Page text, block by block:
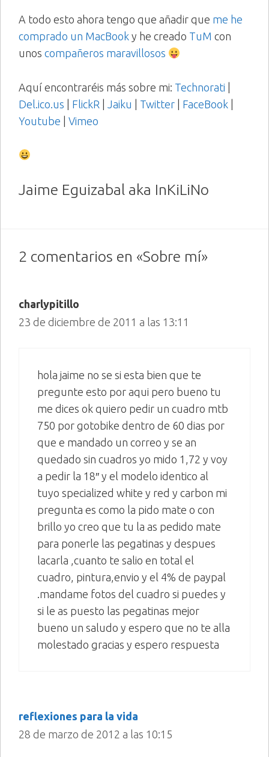
A todo esto ahora tengo que añadir que me he
comprado un MacBook y he creado TuM con
unos compañeros maravillosos
Aquí encontraréis más sobre mi: Technorati
Del.ico.us
FlickR Jaiku Twitter FaceBook
Youtube
Vimeo
Jaime Eguizabal aka InKiLiNo
2 comentarios en «Sobre mí»
charlypitillo
23 de diciembre de 2011 a las 13:11
hola jaime no se si esta bien que te
pregunte esto por aqui pero bueno tu
me dices ok quiero pedir un cuadro mtb
750 por gotobike dentro de 60 dias por
que e mandado un correo y se an
quedado sin cuadros yo mido 1,72 y voy
a pedir la 18″ y el modelo identico al
tuyo specialized white y red y carbon mi
pregunta es como la pido mate o con
brillo yo creo que tu la as pedido mate
para ponerle las pegatinas y despues
lacarla ,cuanto te salio en total el
cuadro, pintura,envio y el 4% de paypal
.mandame fotos del cuadro si puedes y
si le as puesto las pegatinas mejor
bueno un saludo y espero que no te alla
molestado gracias y espero respuesta
reflexiones para la vida
28 de marzo de 2012 a las 10:15